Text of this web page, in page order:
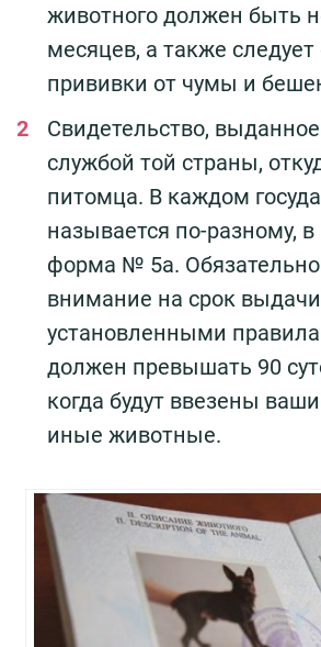
животного должен быть
месяцев, а также
прививки от чумы и
Свидетельство,
службой той страны,
питомца. В каждом
называется по-разному, в
форма № 5а. Обязательно
внимание на срок
установленными
должен превышать 90
когда будут ввезены
иные животные.